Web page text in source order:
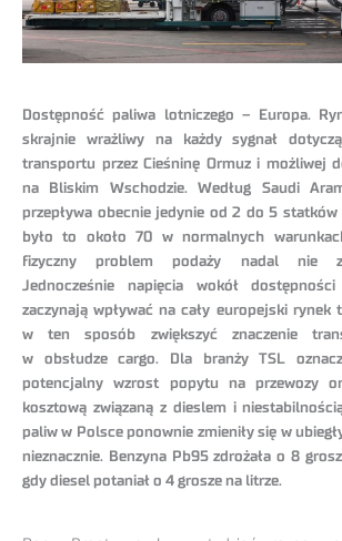
Dostępność paliwa lotniczego – Europa.
skrajnie wrażliwy na każdy sygnał
transportu przez Cieśninę Ormuz i możliwej
na Bliskim Wschodzie. Według Saudi
przepływa obecnie jedynie od 2 do 5 statków
było to około 70 w normalnych
fizyczny problem podaży nadal nie
Jednocześnie napięcia wokół
zaczynają wpływać na cały europejski rynek
w ten sposób zwiększyć znaczenie
w obsłudze cargo. Dla branży TSL
potencjalny wzrost popytu na przewozy
kosztową związaną z dieslem i
paliw w Polsce ponownie zmieniły się w
nieznacznie. Benzyna Pb95 zdrożała o 8
gdy diesel potaniał o 4 grosze na litrze.